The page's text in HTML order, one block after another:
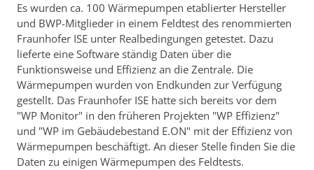
Es wurden ca. 100 Wärmepumpen etablierter Hersteller
und BWP-Mitglieder in einem Feldtest des renommierten
Fraunhofer ISE unter Realbedingungen getestet. Dazu
lieferte eine Software ständig Daten über die
Funktionsweise und Effizienz an die Zentrale. Die
Wärmepumpen wurden von Endkunden zur Verfügung
gestellt. Das Fraunhofer ISE hatte sich bereits vor dem
"WP Monitor" in den früheren Projekten "WP Effizienz"
und "WP im Gebäudebestand E.ON" mit der Effizienz von
Wärmepumpen beschäftigt. An dieser Stelle finden Sie die
Daten zu einigen Wärmepumpen des Feldtests.